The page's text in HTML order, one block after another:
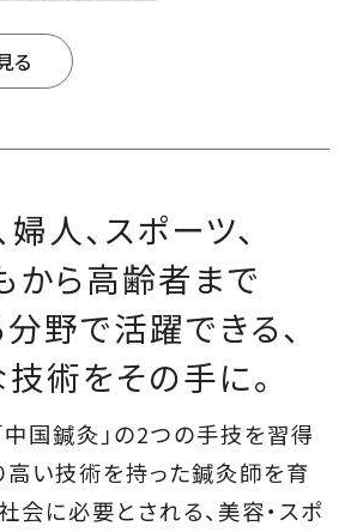
る
婦人、スポーツ、
から高齢者まで
野で活躍できる、
術をその手に。
中国鍼灸」の2つの手技を習得
高い技術を持った鍼灸師を育
会に必要とされる、美容・スポ